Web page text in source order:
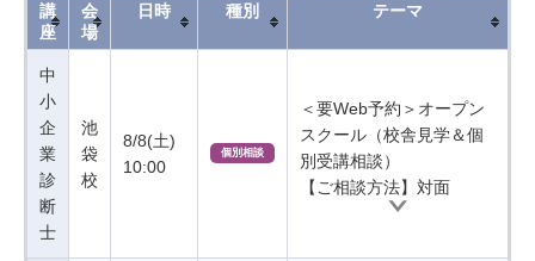
講
座
会
場
日時 種別 テーマ
中
小
企
業
診
断
士
池
袋
校
8/8(土)
10:00
個別相談
＜要Web予約＞オープン
スクール（校舎見学＆個
別受講相談）
【ご相談方法】対面